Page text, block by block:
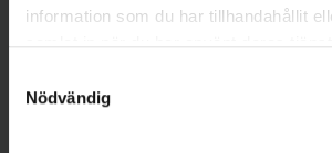
information som du har tillhandahållit
samlat in när du har använt deras
Nödvändig
shopping kvarteret Igor och har